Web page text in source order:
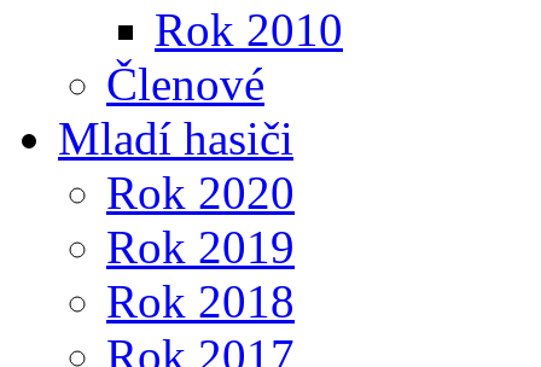
Rok 2010
Členové
Mladí hasiči
Rok 2020
Rok 2019
Rok 2018
Rok 2017